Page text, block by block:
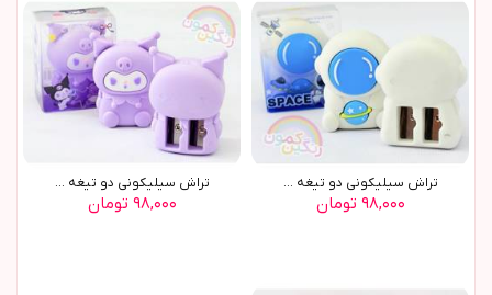
تراش سيليکوني دو تيغه ...
۹۸,۰۰۰ تومان
تراش سيليکوني دو تيغه ...
۹۸,۰۰۰ تومان